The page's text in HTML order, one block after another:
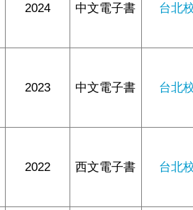
2024 中文電子書 台北
2023 中文電子書 台北
2022 西文電子書 台北